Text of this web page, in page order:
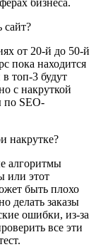
сайт?
от 20-й до 50-й
пока находится
топ-3 будут
с накруткой
по SEO-
накрутке?
алгоритмы
или этот
быть плохо
делать заказы
ошибки, из-за
все эти